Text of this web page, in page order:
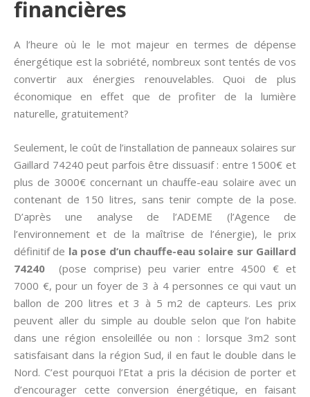
financières
A l’heure où le le mot majeur en termes de dépense
énergétique est la sobriété, nombreux sont tentés de vos
convertir aux énergies renouvelables. Quoi de plus
économique en effet que de profiter de la lumière
naturelle, gratuitement?
Seulement, le coût de l’installation de panneaux solaires sur
Gaillard 74240 peut parfois être dissuasif : entre 1500€ et
plus de 3000€ concernant un chauffe-eau solaire avec un
contenant de 150 litres, sans tenir compte de la pose.
D’après une analyse de l’ADEME (l’Agence de
l’environnement et de la maîtrise de l’énergie), le prix
définitif de la pose d’un chauffe-eau solaire sur Gaillard
74240 (pose comprise) peu varier entre 4500 € et
7000 €, pour un foyer de 3 à 4 personnes ce qui vaut un
ballon de 200 litres et 3 à 5 m2 de capteurs. Les prix
peuvent aller du simple au double selon que l’on habite
dans une région ensoleillée ou non : lorsque 3m2 sont
satisfaisant dans la région Sud, il en faut le double dans le
Nord. C’est pourquoi l’Etat a pris la décision de porter et
d’encourager cette conversion énergétique, en faisant